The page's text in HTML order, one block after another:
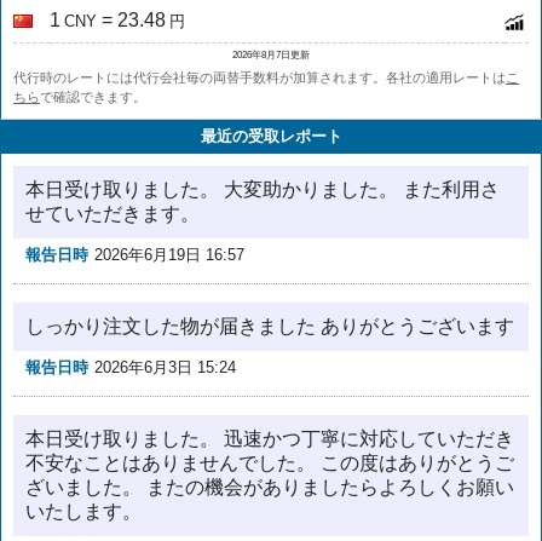
1 CNY = 23.48 円
2026年8月7日更新
代行時のレートには代行会社毎の両替手数料が加算されます。各社の適用レートは こ
ちらで確認できます。
最近の受取レポート
本日受け取りました。 大変助かりました。 また利用さ
せていただきます。
報告日時 2026年6月19日 16:57
しっかり注文した物が届きました ありがとうございます
報告日時 2026年6月3日 15:24
本日受け取りました。 迅速かつ丁寧に対応していただき
不安なことはありませんでした。 この度はありがとうご
ざいました。 またの機会がありましたらよろしくお願い
いたします。